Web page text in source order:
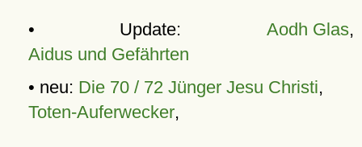
• Update: Aodh Glas,
Aidus und Gefährten
• neu: Die 70 / 72 Jünger Jesu Christi,
Toten-Auferwecker,